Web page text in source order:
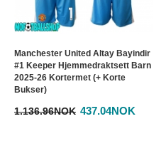
Manchester United Altay Bayindir
#1 Keeper Hjemmedraktsett Barn
2025-26 Kortermet (+ Korte
Bukser)
1.136.96NOK 437.04NOK